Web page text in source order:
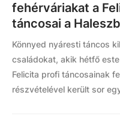
fehérváriakat a
táncosai a
Könnyed nyáresti táncos
családokat, akik hétfő
Felicita profi táncosainak
részvételével került sor